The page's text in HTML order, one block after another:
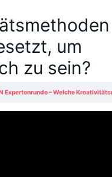
um
zu sein?
– Welche Kreativitätsmethoden haben Sie eingesetzt,